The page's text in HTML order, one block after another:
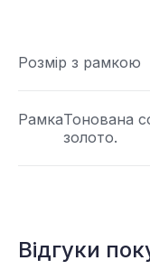
Розмір з рамкою
РамкаТонована
золото.
Відгуки